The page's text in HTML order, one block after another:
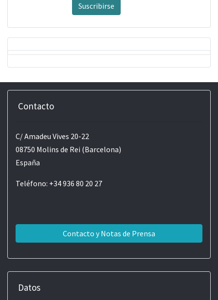
Suscribirse
Contacto
C/ Amadeu Vives 20-22
08750 Molins de Rei (Barcelona)
España
Teléfono: +34 936 80 20 27
Contacto y Notas de Prensa
Datos